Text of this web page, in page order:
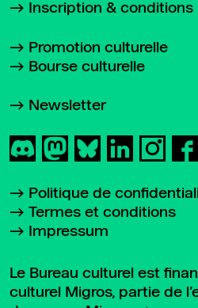
Inscription & conditions
Promotion culturelle
Bourse culturelle
Newsletter
Politique de
Termes et conditions
Impressum
Le Bureau culturel est
culturel Migros, partie de